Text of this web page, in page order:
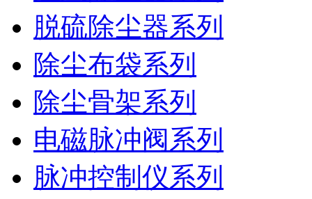
脱硫除尘器系列
除尘布袋系列
除尘骨架系列
电磁脉冲阀系列
脉冲控制仪系列